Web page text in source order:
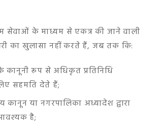
सेवाओं के माध्यम से एकत्र की जाने वाली
का खुलासा नहीं करते हैं, जब तक कि:
रूप से अधिकृत प्रतिनिधि
सहमति देते हैं;
कानून या नगरपालिका अध्यादेश द्वारा
है;